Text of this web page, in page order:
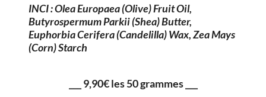
INCI : Olea Europaea (Olive) Fruit Oil,
Butyrospermum Parkii (Shea) Butter,
Euphorbia Cerifera (Candelilla) Wax, Zea Mays
(Corn) Starch
___ 9,90€ les 50 grammes ___